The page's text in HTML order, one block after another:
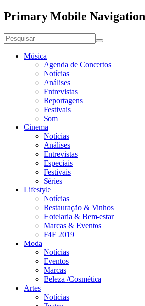
Primary Mobile Navigation
Música
Agenda de Concertos
Notícias
Análises
Entrevistas
Reportagens
Festivais
Som
Cinema
Notícias
Análises
Entrevistas
Especiais
Festivais
Séries
Lifestyle
Notícias
Restauração & Vinhos
Hotelaria & Bem-estar
Marcas & Eventos
F4F 2019
Moda
Notícias
Eventos
Marcas
Beleza /Cosmética
Artes
Notícias